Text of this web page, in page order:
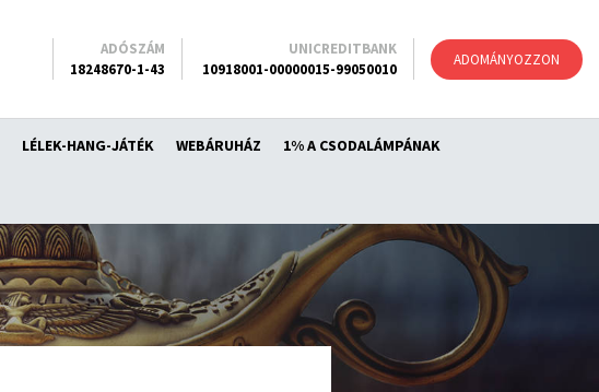
ADOMÁNYOZZON
LÉLEK-HANG-JÁTÉK WEBÁRUHÁZ 1% A CSODALÁMPÁNAK
ADÓSZÁM
18248670-1-43
UNICREDITBANK
10918001-00000015-99050010